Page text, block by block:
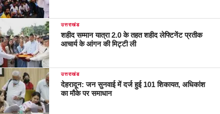
उत्तराखंड
शहीद सम्मान यात्रा 2.0 के तहत शहीद लेफ्टिनेंट प्रतीक
आचार्य के आंगन की मिट्टी ली
उत्तराखंड
देहरादून: जन सुनवाई में दर्ज हुई 101 शिकायत, अधिकांश
का मौके पर समाधान